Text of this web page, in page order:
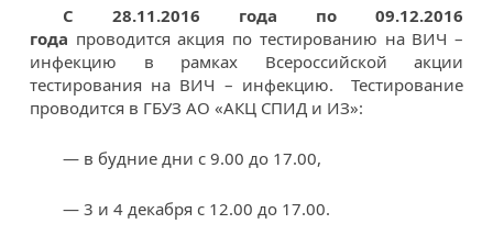
С 28.11.2016 года по 09.12.2016
года проводится акция по тестированию на ВИЧ –
инфекцию в рамках Всероссийской акции
тестирования на ВИЧ – инфекцию. Тестирование
проводится в ГБУЗ АО «АКЦ СПИД и ИЗ»:
— в будние дни с 9.00 до 17.00,
— 3 и 4 декабря с 12.00 до 17.00.